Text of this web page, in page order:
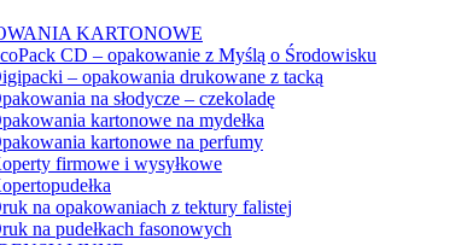
KARTONOWE
CD – opakowanie z Myślą o Środowisku
– opakowania drukowane z tacką
na słodycze – czekoladę
kartonowe na mydełka
kartonowe na perfumy
firmowe i wysyłkowe
na opakowaniach z tektury falistej
na pudełkach fasonowych